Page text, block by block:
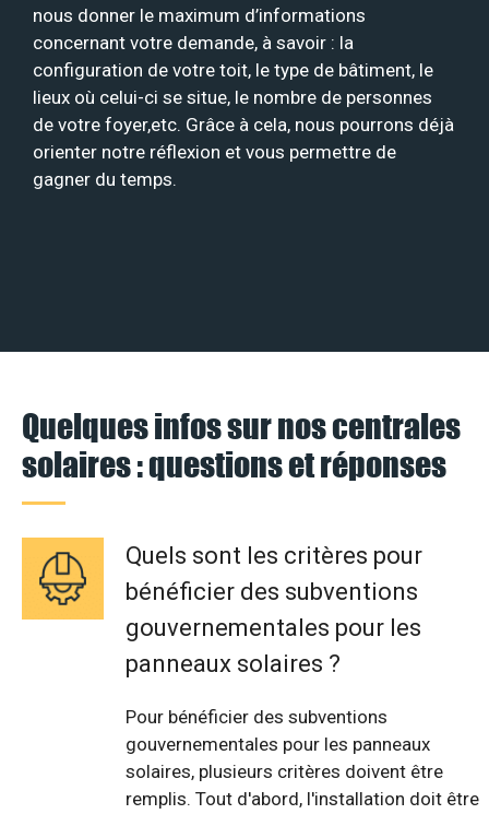
nous donner le maximum d’informations
concernant votre demande, à savoir : la
configuration de votre toit, le type de bâtiment, le
lieux où celui-ci se situe, le nombre de personnes
de votre foyer,etc. Grâce à cela, nous pourrons déjà
orienter notre réflexion et vous permettre de
gagner du temps.
Quelques infos sur nos centrales
solaires : questions et réponses
Quels sont les critères pour
bénéficier des subventions
gouvernementales pour les
panneaux solaires ?
Pour bénéficier des subventions
gouvernementales pour les panneaux
solaires, plusieurs critères doivent être
remplis. Tout d'abord, l'installation doit être